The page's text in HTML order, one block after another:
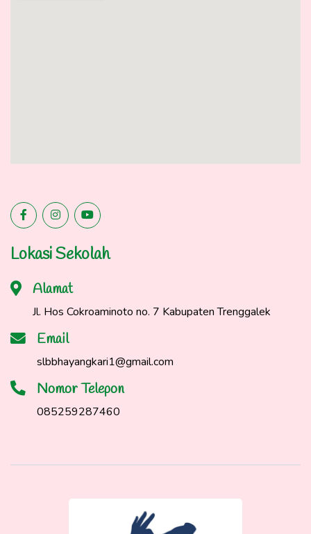
Lokasi Sekolah
Alamat
Jl. Hos Cokroaminoto no. 7 Kabupaten Trenggalek
Email
slbbhayangkari1@gmail.com
Nomor Telepon
085259287460